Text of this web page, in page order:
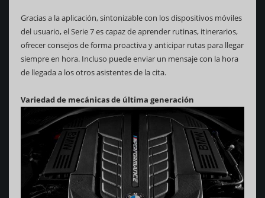
Gracias a la aplicación, sintonizable con los dispositivos móviles
del usuario, el Serie 7 es capaz de aprender rutinas, itinerarios,
ofrecer consejos de forma proactiva y anticipar rutas para llegar
siempre en hora. Incluso puede enviar un mensaje con la hora
de llegada a los otros asistentes de la cita.
Variedad de mecánicas de última generación